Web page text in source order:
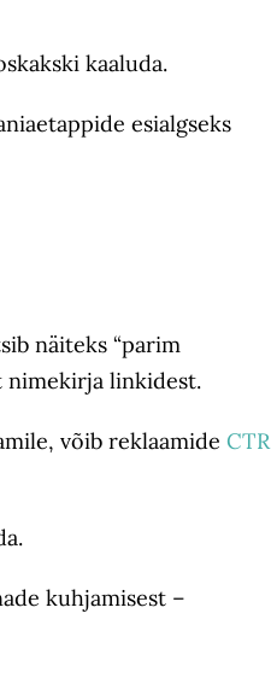
kaaluda.
esialgseks
näiteks “parim
nimekirja linkidest.
võib reklaamide CTR
kuhjamisest –